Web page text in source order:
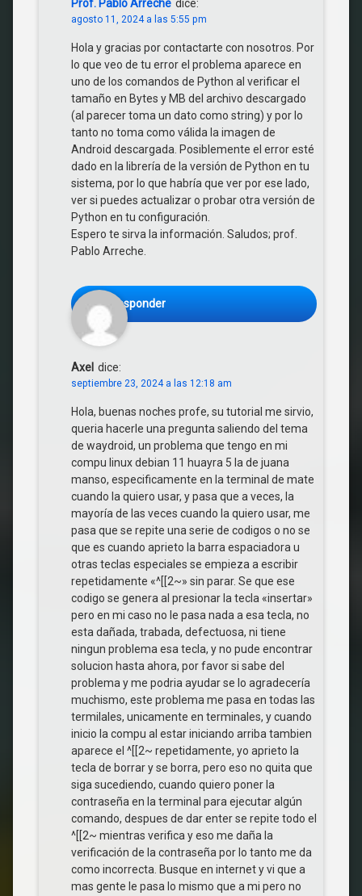
Prof. Pablo Arreche dice:
agosto 11, 2024 a las 5:55 pm
Hola y gracias por contactarte con nosotros. Por
lo que veo de tu error el problema aparece en
uno de los comandos de Python al verificar el
tamaño en Bytes y MB del archivo descargado
(al parecer toma un dato como string) y por lo
tanto no toma como válida la imagen de
Android descargada. Posiblemente el error esté
dado en la librería de la versión de Python en tu
sistema, por lo que habría que ver por ese lado,
ver si puedes actualizar o probar otra versión de
Python en tu configuración.
Espero te sirva la información. Saludos; prof.
Pablo Arreche.
Responder
Axel dice:
septiembre 23, 2024 a las 12:18 am
Hola, buenas noches profe, su tutorial me sirvio,
queria hacerle una pregunta saliendo del tema
de waydroid, un problema que tengo en mi
compu linux debian 11 huayra 5 la de juana
manso, especificamente en la terminal de mate
cuando la quiero usar, y pasa que a veces, la
mayoría de las veces cuando la quiero usar, me
pasa que se repite una serie de codigos o no se
que es cuando aprieto la barra espaciadora u
otras teclas especiales se empieza a escribir
repetidamente «^[[2~» sin parar. Se que ese
codigo se genera al presionar la tecla «insertar»
pero en mi caso no le pasa nada a esa tecla, no
esta dañada, trabada, defectuosa, ni tiene
ningun problema esa tecla, y no pude encontrar
solucion hasta ahora, por favor si sabe del
problema y me podria ayudar se lo agradecería
muchismo, este problema me pasa en todas las
termilales, unicamente en terminales, y cuando
inicio la compu al estar iniciando arriba tambien
aparece el ^[[2~ repetidamente, yo aprieto la
tecla de borrar y se borra, pero eso no quita que
siga sucediendo, cuando quiero poner la
contraseña en la terminal para ejecutar algún
comando, despues de dar enter se repite todo el
^[[2~ mientras verifica y eso me daña la
verificación de la contraseña por lo tanto me da
como incorrecta. Busque en internet y vi que a
mas gente le pasa lo mismo que a mi pero no